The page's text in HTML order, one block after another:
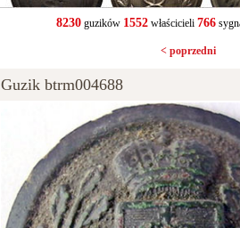
8230guzików 1552właścicieli 766
< poprzedni
Guzik btrm004688